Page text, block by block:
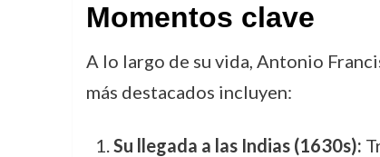
Momentos clave
A lo largo de su vida, Antonio
más destacados incluyen:
Su llegada a las Indias (1630s):